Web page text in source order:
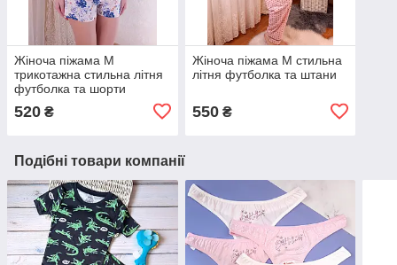
Жіноча піжама M
трикотажна стильна літня
футболка та шорти
520 ₴
Жіноча піжама M стильна
літня футболка та штани
550₴
Подібні товари компанії